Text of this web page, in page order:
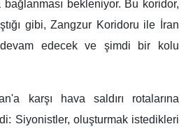
bağlanması bekleniyor. Bu koridor,
gibi, Zangzur Koridoru ile İran
devam edecek ve şimdi bir kolu
karşı hava saldırı rotalarına
Siyonistler, oluşturmak istedikleri